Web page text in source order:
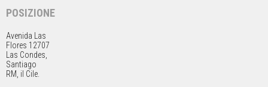
POSIZIONE
Avenida Las
Flores 12707
Las Condes,
Santiago
RM, il Cile.